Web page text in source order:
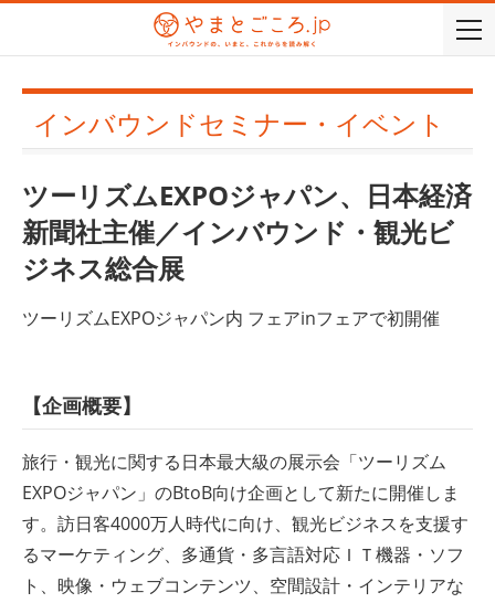
インバウンドセミナー・イベント
ツーリズムEXPOジャパン、日本経済
新聞社主催／インバウンド・観光ビ
ジネス総合展
ツーリズムEXPOジャパン内 フェアinフェアで初開催
【企画概要】
旅行・観光に関する日本最大級の展示会「ツーリズム
EXPOジャパン」のBtoB向け企画として新たに開催しま
す。訪日客4000万人時代に向け、観光ビジネスを支援す
るマーケティング、多通貨・多言語対応ＩＴ機器・ソフ
ト、映像・ウェブコンテンツ、空間設計・インテリアな